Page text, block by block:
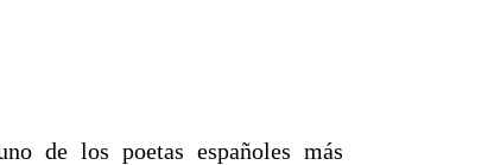
de los poetas españoles más